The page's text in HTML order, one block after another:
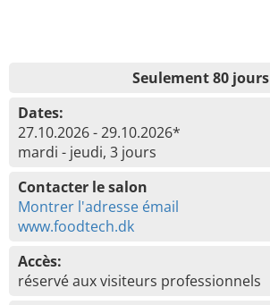
Seulement 80 jours
Dates:
27.10.2026 - 29.10.2026*
mardi - jeudi, 3 jours
Contacter le salon
Montrer l'adresse émail
www.foodtech.dk
Accès:
réservé aux visiteurs professionnels